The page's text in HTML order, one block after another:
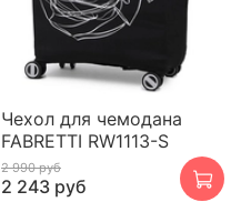
Чехол для чемодана
FABRETTI RW1113-S
2 990 руб
2 243 руб